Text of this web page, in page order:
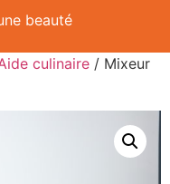
beauté
culinaire / Mixeur